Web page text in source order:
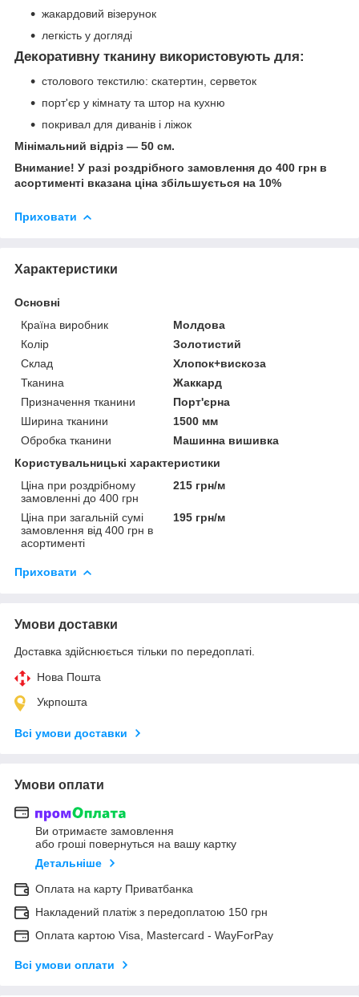
жакардовий візерунок
легкість у догляді
Декоративну тканину використовують для:
столового текстилю: скатертин, серветок
порт'єр у кімнату та штор на кухню
покривал для диванів і ліжок
Мінімальний відріз — 50 см.
Внимание! У разі роздрібного замовлення до 400 грн в
асортименті вказана ціна збільшується на 10%
Приховати
Характеристики
Основні
Країна виробник
Молдова
Колір
Золотистий
Склад
Хлопок+вискоза
Тканина
Жаккард
Призначення тканини
Порт'єрна
Ширина тканини
1500 мм
Обробка тканини
Машинна вишивка
Користувальницькі характеристики
Ціна при роздрібному
замовленні до 400 грн
215 грн/м
Ціна при загальній сумі
замовлення від 400 грн в
асортименті
195 грн/м
Приховати
Умови доставки
Доставка здійснюється тільки по передоплаті.
Нова Пошта
Укрпошта
Всі умови доставки
Умови оплати
Ви отримаєте замовлення
або гроші повернуться на вашу картку
Детальніше
Оплата на карту Приватбанка
Накладений платіж з передоплатою 150 грн
Оплата картою Visa, Mastercard - WayForPay
Всі умови оплати